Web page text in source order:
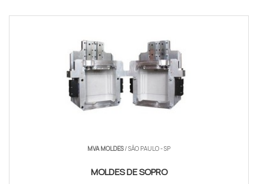
MVA MOLDES/ SÃO PAULO - SP
MOLDES DE SOPRO